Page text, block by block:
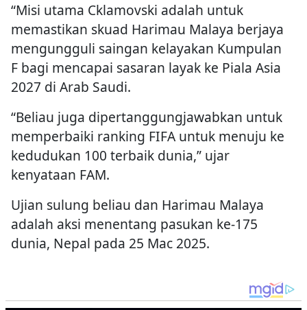
“Misi utama Cklamovski adalah untuk
memastikan skuad Harimau Malaya berjaya
mengungguli saingan kelayakan Kumpulan
F bagi mencapai sasaran layak ke Piala Asia
2027 di Arab Saudi.
“Beliau juga dipertanggungjawabkan untuk
memperbaiki ranking FIFA untuk menuju ke
kedudukan 100 terbaik dunia,” ujar
kenyataan FAM.
Ujian sulung beliau dan Harimau Malaya
adalah aksi menentang pasukan ke-175
dunia, Nepal pada 25 Mac 2025.